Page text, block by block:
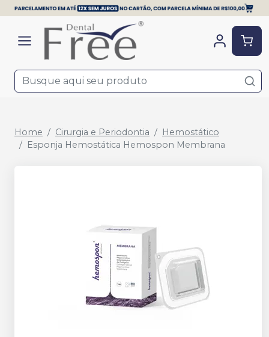
Home Cirurgia e Periodontia
Hemostático
Esponja Hemostática Hemospon Membrana